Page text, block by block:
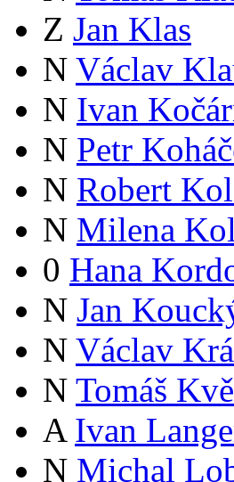
Z Jan Klas
N Václav
N Ivan
N Petr
N Robert
N Milena
0 Hana
N Jan
N Václav
N Tomáš
A Ivan
N Michal